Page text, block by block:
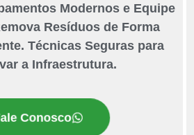
Modernos e Equipe
Resíduos de Forma
Técnicas Seguras para
a Infraestrutura.
Conosco